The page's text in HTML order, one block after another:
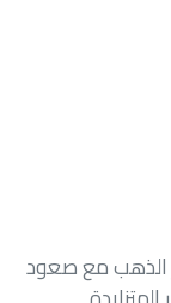
الذهب مع صعود